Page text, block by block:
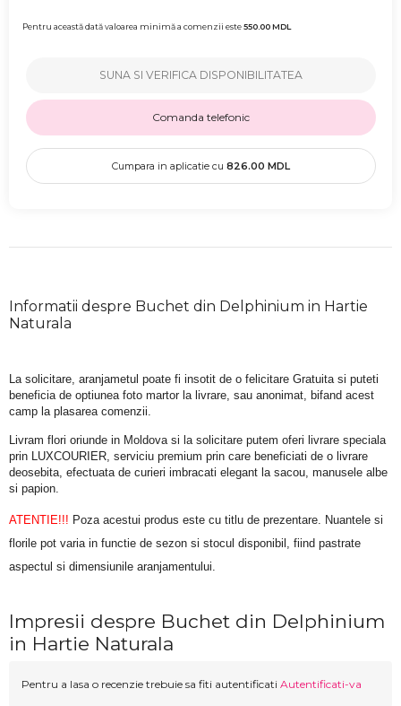
Pentru această dată valoarea minimă a comenzii este550.00MDL
SUNA SI VERIFICA DISPONIBILITATEA
Comanda telefonic
Cumpara in aplicatie cu 826.00 MDL
Informatii despre Buchet din Delphinium in Hartie
Naturala
La solicitare, aranjametul poate fi insotit de o felicitare Gratuita si puteti
beneficia de optiunea foto martor la livrare, sau anonimat, bifand acest
camp la plasarea comenzii.
Livram flori oriunde in Moldova si la solicitare putem oferi livrare speciala
prin LUXCOURIER, serviciu premium prin care beneficiati de o livrare
deosebita, efectuata de curieri imbracati elegant la sacou, manusele albe
si papion.
ATENTIE!!! Poza acestui produs este cu titlu de prezentare. Nuantele si
florile pot varia in functie de sezon si stocul disponibil, fiind pastrate
aspectul si dimensiunile aranjamentului.
Impresii despre Buchet din Delphinium
in Hartie Naturala
Pentru a lasa o recenzie trebuie sa fiti autentificati Autentificati-va